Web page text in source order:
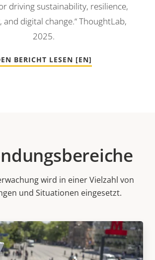
driving sustainability, resilience,
digital change.“ ThoughtLab,
2025.
BERICHT LESEN [EN]
wird in einer Vielzahl von
und Situationen eingesetzt.